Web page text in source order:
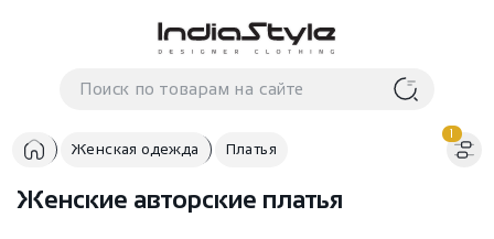
Корзина
В корзиненеттоваров
Женская одежда Платья
1
Женские авторские платья